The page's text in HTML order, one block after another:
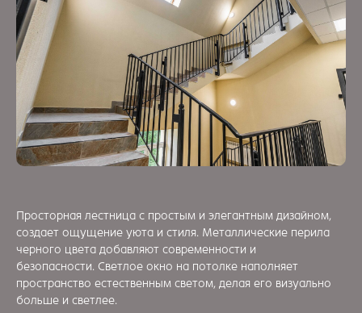
Просторная лестница с простым и элегантным дизайном,
создает ощущение уюта и стиля. Металлические перила
черного цвета добавляют современности и
безопасности. Светлое окно на потолке наполняет
пространство естественным светом, делая его визуально
больше и светлее.
+7 812 504 80 08
Написать в WhatsApp
Написать в Telegram
Подписывайтесь, у нас
интересно!
Сообщество ВК
Telegram-канал
c 9:00 до 18:00